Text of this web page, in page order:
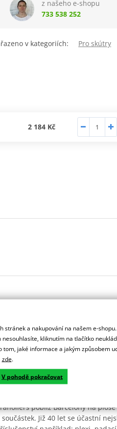
z našeho e-shopu
733 538 252
v kategoriích: Pro skútry
2 184 Kč
poblíž Barcelony na ploše
Již 40 let se účastní
a nakupování na našem e-
kliknutím na tlačítko
jaké informace a jakým způsobem
zde.
V pohodě pokračovat